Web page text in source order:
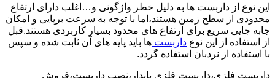
این نوع از داربست ها به دلیل خطر واژگونی و…اغلب دارای ارتفاع
محدودی از سطح زمین هستند،اما با توجه به سرعت برپایی و امکان
جابه جایی سریع برای ارتفاع های محدود بسیار کاربردی هستند.قبل
از استفاده از این نوع داربست ها باید پایه های آن ثابت شده و سپس
با استفاده از نردبان استفاده گردد.
داربست فلزی،داربست فلزی پایدار،نصب داربست،فروش